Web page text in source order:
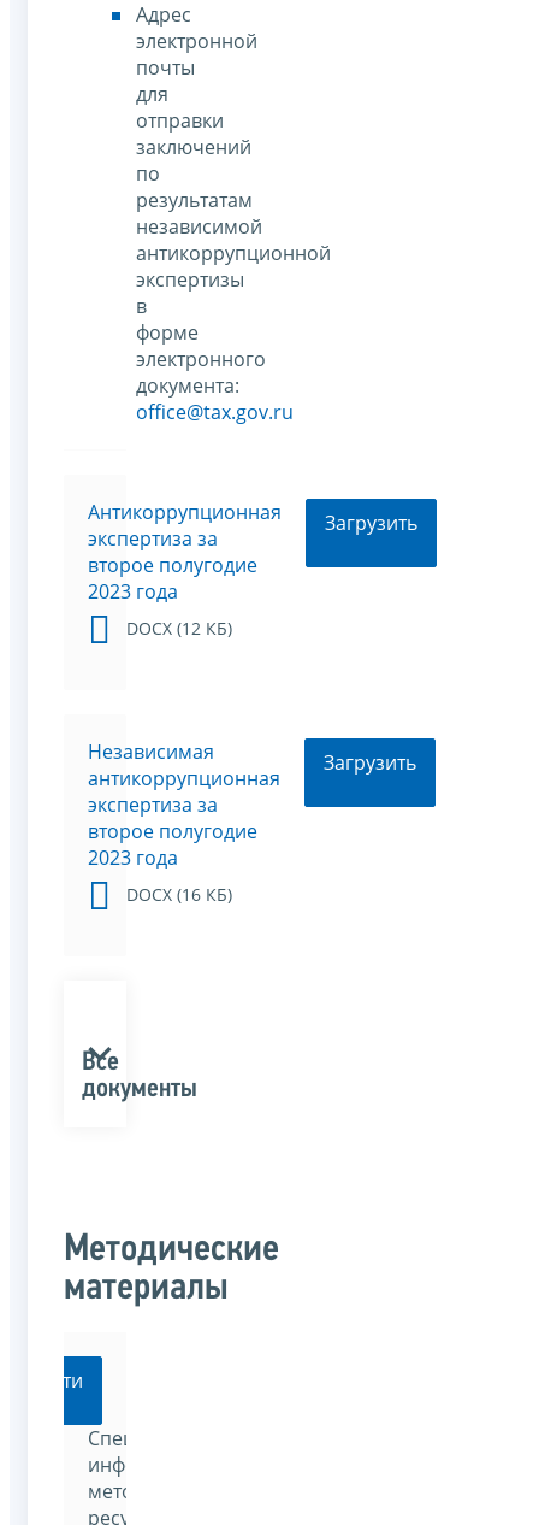
Адрес
электронной
почты
для
отправки
заключений
по
результатам
независимой
антикоррупционной
экспертизы
в
форме
электронного
документа:
office@tax.gov.ru
Антикоррупционная
экспертиза за
второе полугодие
2023 года
DOCX (12 КБ)
Загрузить
Независимая
антикоррупционная
экспертиза за
второе полугодие
2023 года
DOCX (16 КБ)
Загрузить
Все
документы
Методические
материалы
Перейти
Специализированный
информационно-
методический
ресурс